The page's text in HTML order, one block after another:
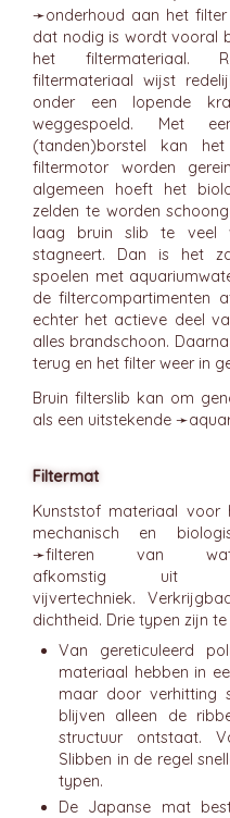
➛onderhoud aan het
dat nodig is wordt vooral
het filtermateriaal.
filtermateriaal wijst
onder een lopende
weggespoeld. Met
(tanden)borstel kan
filtermotor worden
algemeen hoeft het
zelden te worden
laag bruin slib te veel
stagneert. Dan is het
spoelen met
de filtercompartimenten
echter het actieve deel
alles brandschoon.
terug en het filter weer in
Bruin filterslib kan om
als een uitstekende ➛
Filtermat
Kunststof materiaal voor
mechanisch en
➛filteren van
afkomstig uit
vijvertechniek.
dichtheid. Drie typen zijn
Van gereticuleerd
materiaal hebben in
maar door verhitting
blijven alleen de
structuur ontstaat.
Slibben in de regel
typen.
De Japanse mat